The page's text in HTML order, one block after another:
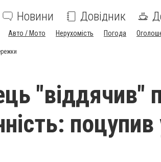
Новини Довідник
Авто / Мото Нерухомість Погода
"віддячив"
поцупив